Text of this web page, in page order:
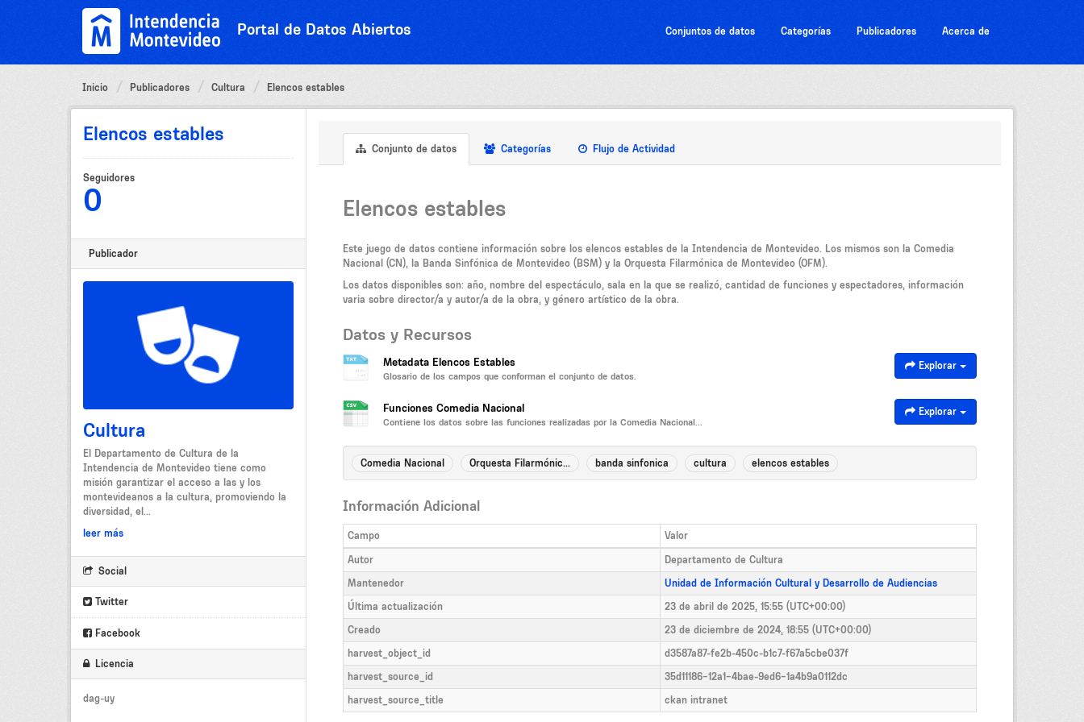
Portal de Datos Abiertos Conjuntos de datos Categorías Publicadores Acerca de
Inicio Publicadores Cultura Elencos estables
Elencos estables
Seguidores
0
Publicador
Cultura
El Departamento de Cultura de la
Intendencia de Montevideo tiene como
misión garantizar el acceso a las y los
montevideanos a la cultura, promoviendo la
diversidad, el...
leer más
Social
Twitter
Facebook
Licencia
dag-uy
Conjunto de datos Categorías Flujo de Actividad
Elencos estables
Este juego de datos contiene información sobre los elencos estables de la Intendencia de Montevideo. Los mismos son la Comedia
Nacional (CN), la Banda Sinfónica de Montevideo (BSM) y la Orquesta Filarmónica de Montevideo (OFM).
Los datos disponibles son: año, nombre del espectáculo, sala en la que se realizó, cantidad de funciones y espectadores, información
varia sobre director/a y autor/a de la obra, y género artístico de la obra.
Datos y Recursos
Metadata Elencos Estables
Glosario de los campos que conforman el conjunto de datos.
Explorar
Funciones Comedia Nacional
Contiene los datos sobre las funciones realizadas por la Comedia Nacional...
Explorar
Comedia Nacional Orquesta Filarmónic... banda sinfonica cultura elencos estables
Información Adicional
Campo
Valor
Autor
Departamento de Cultura
Mantenedor
Unidad de Información Cultural y Desarrollo de Audiencias
Última actualización
23 de abril de 2025, 15:55 (UTC+00:00)
Creado
23 de diciembre de 2024, 18:55 (UTC+00:00)
harvest_object_id
d3587a87-fe2b-450c-b1c7-f67a5cbe037f
harvest_source_id
35d11186-12a1-4bae-9ed6-1a4b9a0112dc
harvest_source_title
ckan intranet